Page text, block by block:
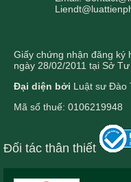
Giấy chứng nhận đăng ký
ngày 28/02/2011 tại Sở
Đại diện bởi Luật sư Đào
Mã số thuế: 0106219948
Đối tác thân thiết